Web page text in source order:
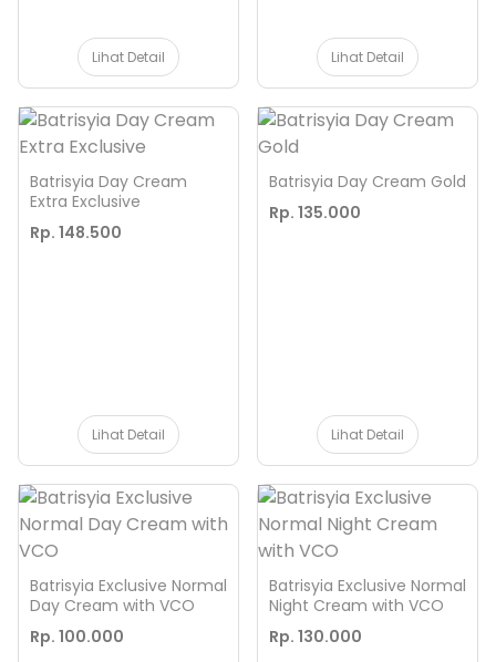
Lihat Detail Lihat Detail
Batrisyia Day Cream
Extra Exclusive
Rp. 148.500
Lihat Detail
Batrisyia Day Cream Gold
Rp. 135.000
Lihat Detail
Batrisyia Exclusive Normal
Day Cream with VCO
Rp. 100.000
Batrisyia Exclusive Normal
Night Cream with VCO
Rp. 130.000